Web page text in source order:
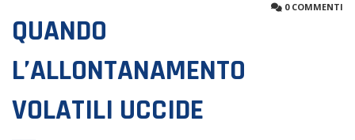
0 COMMENTI
QUANDO
L’ALLONTANAMENTO
VOLATILI UCCIDE